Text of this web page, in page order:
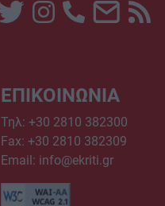
ΕΠΙΚΟΙΝΩΝΙΑ
Τηλ: +30 2810 382300
Fax: +30 2810 382309
Email: info@ekriti.gr